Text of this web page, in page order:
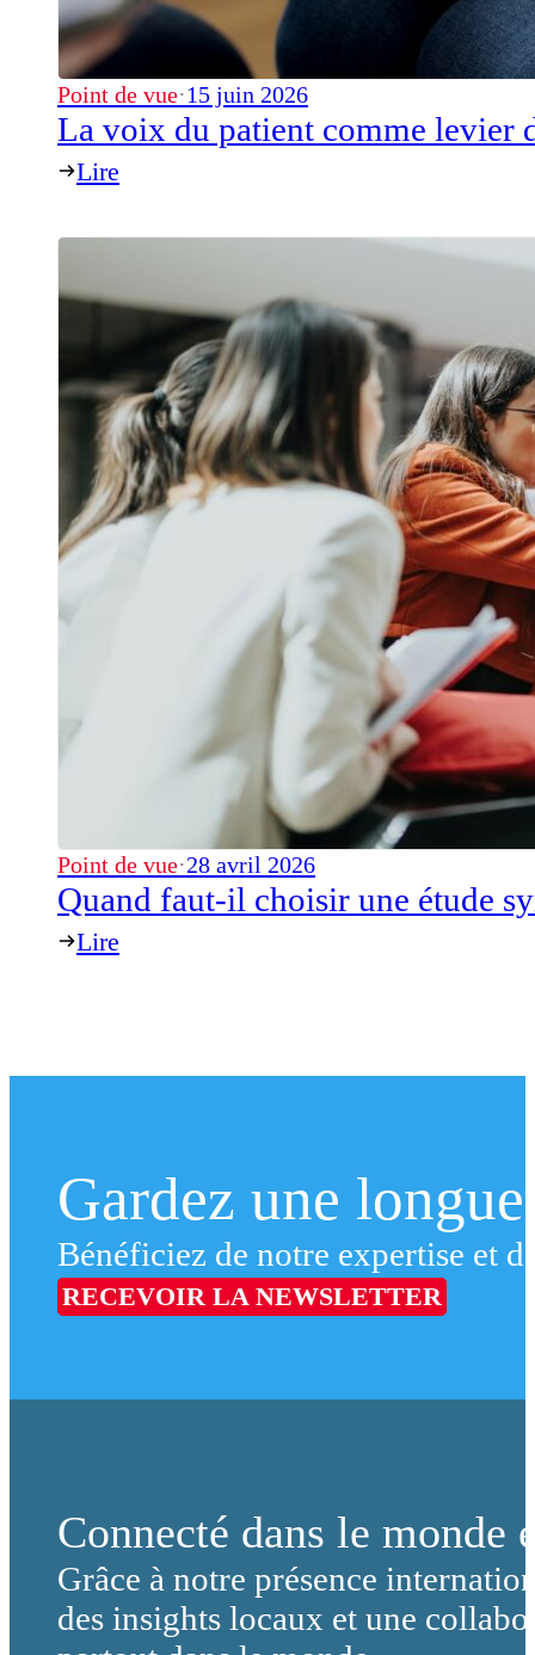
Point de vue·15 juin 2026
La voix du patient comme levier
Lire
Point de vue·28 avril 2026
Quand faut-il choisir une étude
Lire
Gardez une
Bénéficiez de notre expertise et
RECEVOIR LA NEWSLETTER
Connecté dans le monde
Grâce à notre présence
des insights locaux et une